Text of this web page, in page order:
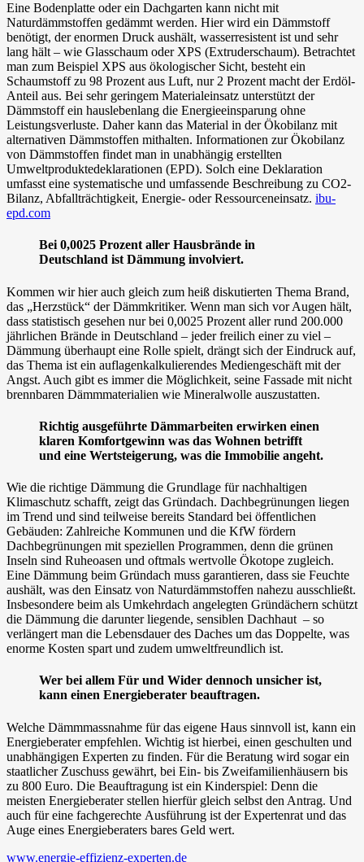
Eine Bodenplatte oder ein Dachgarten kann nicht mit
Naturdämmstoffen gedämmt werden. Hier wird ein Dämmstoff
benötigt, der enormen Druck aushält, wasserresistent ist und sehr
lang hält – wie Glasschaum oder XPS (Extruderschaum). Betrachtet
man zum Beispiel XPS aus ökologischer Sicht, besteht ein
Schaumstoff zu 98 Prozent aus Luft, nur 2 Prozent macht der Erdöl-
Anteil aus. Bei sehr geringem Materialeinsatz unterstützt der
Dämmstoff ein hauslebenlang die Energieeinsparung ohne
Leistungsverluste. Daher kann das Material in der Ökobilanz mit
alternativen Dämmstoffen mithalten. Informationen zur Ökobilanz
von Dämmstoffen findet man in unabhängig erstellten
Umweltproduktedeklarationen (EPD). Solch eine Deklaration
umfasst eine systematische und umfassende Beschreibung zu CO2-
Bilanz, Abfallträchtigkeit, Energie- oder Ressourceneinsatz. ibu-
epd.com
Bei 0,0025 Prozent aller Hausbrände in
Deutschland ist Dämmung involviert.
Kommen wir hier auch gleich zum heiß diskutierten Thema Brand,
das „Herzstück“ der Dämmkritiker. Wenn man sich vor Augen hält,
dass statistisch gesehen nur bei 0,0025 Prozent aller rund 200.000
jährlichen Brände in Deutschland – jeder freilich einer zu viel –
Dämmung überhaupt eine Rolle spielt, drängt sich der Eindruck auf,
das Thema ist ein auflagenkalkulierendes Mediengeschäft mit der
Angst. Auch gibt es immer die Möglichkeit, seine Fassade mit nicht
brennbaren Dämmmaterialien wie Mineralwolle auszustatten.
Richtig ausgeführte Dämmarbeiten erwirken einen
klaren Komfortgewinn was das Wohnen betrifft
und eine Wertsteigerung, was die Immobilie angeht.
Wie die richtige Dämmung die Grundlage für nachhaltigen
Klimaschutz schafft, zeigt das Gründach. Dachbegrünungen liegen
im Trend und sind teilweise bereits Standard bei öffentlichen
Gebäuden: Zahlreiche Kommunen und die KfW fördern
Dachbegrünungen mit speziellen Programmen, denn die grünen
Inseln sind Ruheoasen und oftmals wertvolle Ökotope zugleich.
Eine Dämmung beim Gründach muss garantieren, dass sie Feuchte
aushält, was den Einsatz von Naturdämmstoffen nahezu ausschließt.
Insbesondere beim als Umkehrdach angelegten Gründächern schützt
die Dämmung die darunter liegende, sensiblen Dachhaut – so
verlängert man die Lebensdauer des Daches um das Doppelte, was
enorme Kosten spart und zudem umweltfreundlich ist.
Wer bei allem Für und Wider dennoch unsicher ist,
kann einen Energieberater beauftragen.
Welche Dämmmassnahme für das eigene Haus sinnvoll ist, kann ein
Energieberater empfehlen. Wichtig ist hierbei, einen geschulten und
unabhängigen Experten zu finden. Für die Beratung wird sogar ein
staatlicher Zuschuss gewährt, bei Ein- bis Zweifamilienhäusern bis
zu 800 Euro. Die Beauftragung ist ein Kinderspiel: Denn die
meisten Energieberater stellen hierfür gleich selbst den Antrag. Und
auch für eine fachgerechte Ausführung ist der Expertenrat und das
Auge eines Energieberaters bares Geld wert.
www.energie-effizienz-experten.de